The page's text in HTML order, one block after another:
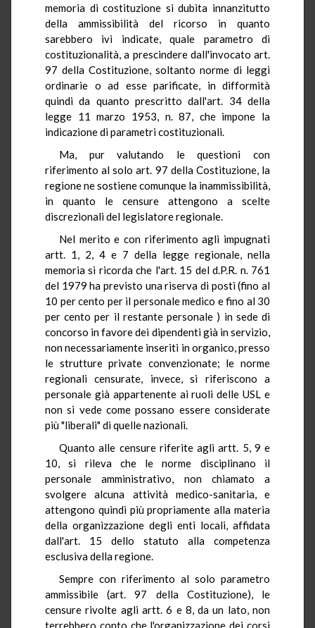
memoria di costituzione si dubita innanzitutto
della ammissibilità del ricorso in quanto
sarebbero ivi indicate, quale parametro di
costituzionalità, a prescindere dall'invocato art.
97 della Costituzione, soltanto norme di leggi
ordinarie o ad esse parificate, in difformità
quindi da quanto prescritto dall'art. 34 della
legge 11 marzo 1953, n. 87, che impone la
indicazione di parametri costituzionali.
Ma, pur valutando le questioni con
riferimento al solo art. 97 della Costituzione, la
regione ne sostiene comunque la inammissibilità,
in quanto le censure attengono a scelte
discrezionali del legislatore regionale.
Nel merito e con riferimento agli impugnati
artt. 1, 2, 4 e 7 della legge regionale, nella
memoria si ricorda che l'art. 15 del d.P.R. n. 761
del 1979 ha previsto una riserva di posti (fino al
10 per cento per il personale medico e fino al 30
per cento per il restante personale ) in sede di
concorso in favore dei dipendenti già in servizio,
non necessariamente inseriti in organico, presso
le strutture private convenzionate; le norme
regionali censurate, invece, si riferiscono a
personale già appartenente ai ruoli delle USL e
non si vede come possano essere considerate
più "liberali" di quelle nazionali.
Quanto alle censure riferite agli artt. 5, 9 e
10, si rileva che le norme disciplinano il
personale amministrativo, non chiamato a
svolgere alcuna attività medico-sanitaria, e
attengono quindi più propriamente alla materia
della organizzazione degli enti locali, affidata
dall'art. 15 dello statuto alla competenza
esclusiva della regione.
Sempre con riferimento al solo parametro
ammissibile (art. 97 della Costituzione), le
censure rivolte agli artt. 6 e 8, da un lato, non
terrebbero conto che l'organizzazione dei corsi